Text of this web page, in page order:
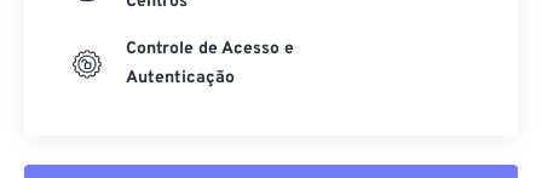
Controle de Acesso e
Autenticação